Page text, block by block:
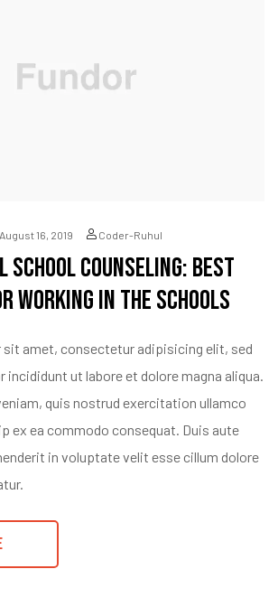
August 16, 2019 Coder-Ruhul
Counseling: Best
Working in the Schools
sit amet, consectetur adipisicing elit, sed
incididunt ut labore et dolore magna aliqua.
quis nostrud exercitation ullamco
ex ea commodo consequat. Duis aute
in voluptate velit esse cillum dolore